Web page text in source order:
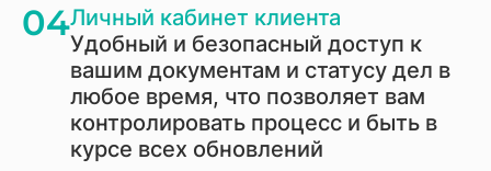
04Личный кабинет клиента
Удобный и безопасный доступ к
вашим документам и статусу дел в
любое время, что позволяет вам
контролировать процесс и быть в
курсе всех обновлений